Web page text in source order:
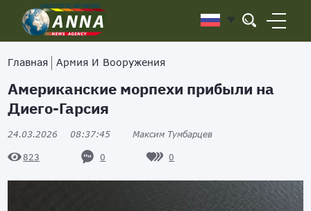
Главная Армия И Вооружения
Американские морпехи прибыли на
Диего-Гарсия
24.03.2026 08:37:45 Максим Тумбарцев
823 0 0